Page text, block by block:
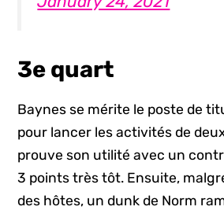
3e quart
Baynes se mérite le poste de
pour lancer les activités de
prouve son utilité avec un
3 points très tôt. Ensuite,
des hôtes, un dunk de Norm